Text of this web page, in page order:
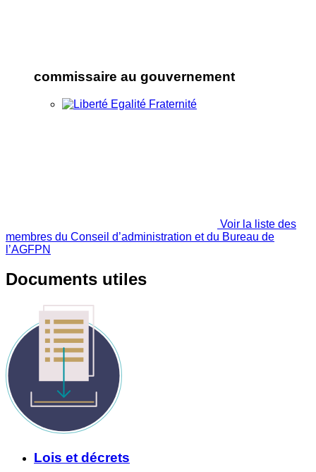
commissaire au gouvernement
Voir la liste des
membres du Conseil d’administration et du Bureau de
l’AGFPN
Documents utiles
Lois et décrets